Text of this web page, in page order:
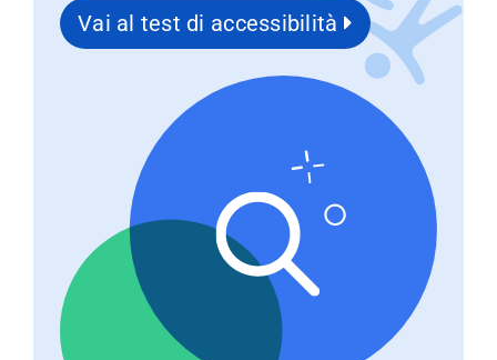
Vai al test di accessibilità